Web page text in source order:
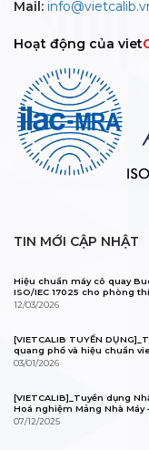
Mail:
Hoạt động của viet
TIN MỚI CẬP NHẬT
Hiệu chuẩn máy cô quay
ISO/IEC 17025 cho phòng
12/03/2026
[VIETCALIB TUYỂN
quang phổ và hiệu chuẩn
03/01/2026
[VIETCALIB]_Tuyển dụng
Hoá nghiệm Mảng Nhà Máy
07/12/2025